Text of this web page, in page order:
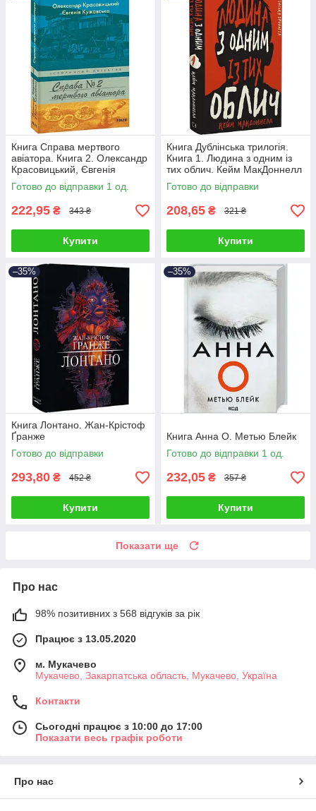
Книга Справа мертвого
авіатора. Книга 2. Олександр
Красовицький, Євгенія
Кужавська
Готово до відправки 1 од.
222,95 ₴ 343 ₴
Купити
Книга Дублінська трилогія.
Книга 1. Людина з одним із
тих облич. Кейм МакДоннелл
Готово до відправки
208,65 ₴ 321 ₴
Купити
–35%
Книга Лонтано. Жан-Крістоф
Ґранже
Готово до відправки
293,80 ₴ 452 ₴
Купити
–35%
Книга Анна О. Метью Блейк
Готово до відправки 1 од.
232,05 ₴ 357 ₴
Купити
Показати ще
Про нас
98% позитивних з 568 відгуків за рік
Працює з 13.05.2020
м. Мукачево
Мукачево, Закарпатська область, Мукачево, Україна
Контакти
Сьогодні працює з 10:00 до 17:00
Показати весь графік роботи
Про нас